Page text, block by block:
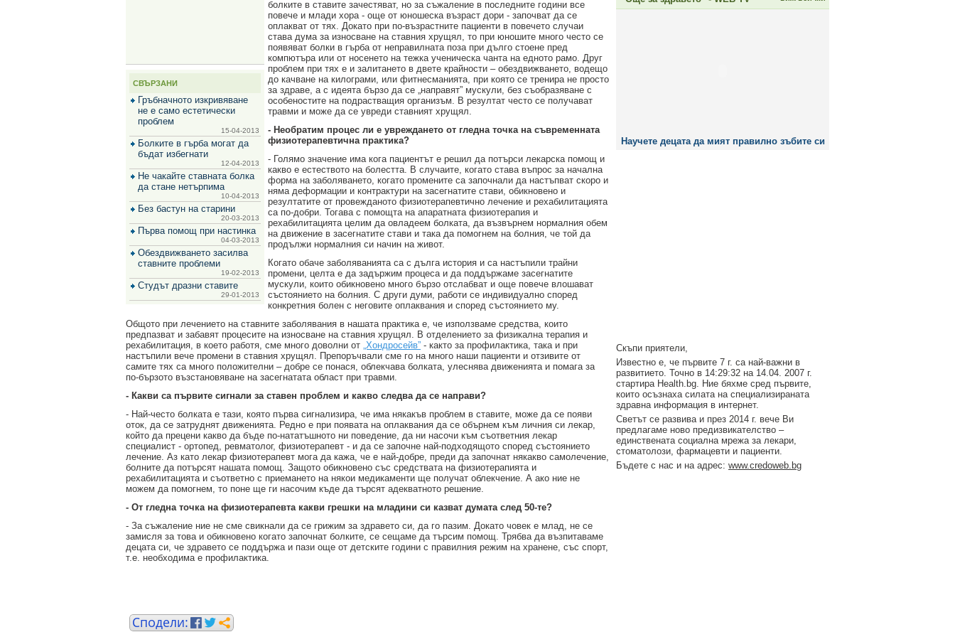
СВЪРЗАНИ
Гръбначното изкривяване
не е само естетически
проблем
15-04-2013
Болките в гърба могат да
бъдат избегнати
12-04-2013
Не чакайте ставната болка
да стане нетърпима
10-04-2013
Без бастун на старини
20-03-2013
Първа помощ при настинка
04-03-2013
Обездвижването засилва
ставните проблеми
19-02-2013
Студът дразни ставите
29-01-2013
болките в ставите зачестяват, но за съжаление в последните години все
повече и млади хора - още от юношеска възраст дори - започват да се
оплакват от тях. Докато при по-възрастните пациенти в повечето случаи
става дума за износване на ставния хрущял, то при юношите много често се
появяват болки в гърба от неправилната поза при дълго стоене пред
компютъра или от носенето на тежка ученическа чанта на едното рамо. Друг
проблем при тях е и залитането в двете крайности – обездвижването, водещо
до качване на килограми, или фитнесманията, при която се тренира не просто
за здраве, а с идеята бързо да се „направят” мускули, без съобразяване с
особеностите на подрастващия организъм. В резултат често се получават
травми и може да се увреди ставният хрущял.
- Необратим процес ли е увреждането от гледна точка на съвременната
физиотерапевтична практика?
- Голямо значение има кога пациентът е решил да потърси лекарска помощ и
какво е естеството на болестта. В случаите, когато става въпрос за начална
форма на заболяването, когато промените са започнали да настъпват скоро и
няма деформации и контрактури на засегнатите стави, обикновено и
резултатите от провежданото физиотерапевтично лечение и рехабилитацията
са по-добри. Тогава с помощта на апаратната физиотерапия и
рехабилитацията целим да овладеем болката, да възвърнем нормалния обем
на движение в засегнатите стави и така да помогнем на болния, че той да
продължи нормалния си начин на живот.
Когато обаче заболяванията са с дълга история и са настъпили трайни
промени, целта е да задържим процеса и да поддържаме засегнатите
мускули, които обикновено много бързо отслабват и още повече влошават
състоянието на болния. С други думи, работи се индивидуално според
конкретния болен с неговите оплаквания и според състоянието му.
Общото при лечението на ставните заболявания в нашата практика е, че използваме средства, които
предпазват и забавят процесите на износване на ставния хрущял. В отделението за физикална терапия и
рехабилитация, в което работя, сме много доволни от „Хондросейв” - както за профилактика, така и при
настъпили вече промени в ставния хрущял. Препоръчвали сме го на много наши пациенти и отзивите от
самите тях са много положителни – добре се понася, облекчава болката, улеснява движенията и помага за
по-бързото възстановяване на засегнатата област при травми.
- Какви са първите сигнали за ставен проблем и какво следва да се направи?
- Най-често болката е тази, която първа сигнализира, че има някакъв проблем в ставите, може да се появи
оток, да се затруднят движенията. Редно е при появата на оплаквания да се обърнем към личния си лекар,
който да прецени какво да бъде по-нататъшното ни поведение, да ни насочи към съответния лекар
специалист - ортопед, ревматолог, физиотерапевт - и да се започне най-подходящото според състоянието
лечение. Аз като лекар физиотерапевт мога да кажа, че е най-добре, преди да започнат някакво самолечение,
болните да потърсят нашата помощ. Защото обикновено със средствата на физиотерапията и
рехабилитацията и съответно с приемането на някои медикаменти ще получат облекчение. А ако ние не
можем да помогнем, то поне ще ги насочим къде да търсят адекватното решение.
- От гледна точка на физиотерапевта какви грешки на младини си казват думата след 50-те?
- За съжаление ние не сме свикнали да се грижим за здравето си, да го пазим. Докато човек е млад, не се
замисля за това и обикновено когато започнат болките, се сещаме да търсим помощ. Трябва да възпитаваме
децата си, че здравето се поддържа и пази още от детските години с правилния режим на хранене, със спорт,
т.е. необходима е профилактика.
Научете децата да мият правилно зъбите си
Скъпи приятели,
Известно е, че първите 7 г. са най-важни в
развитието. Точно в 14:29:32 на 14.04. 2007 г.
стартирa Health.bg. Ние бяхме сред първите,
които осъзнаха силата на специализираната
здравна информация в интернет.
Светът се развива и през 2014 г. вече Ви
предлагаме ново предизвикателство –
единствената социална мрежа за лекари,
стоматолози, фармацевти и пациенти.
Бъдете с нас и на адрес: www.credoweb.bg